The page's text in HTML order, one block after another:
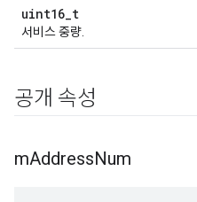
uint16_t
서비스 중량.
공개 속성
mAddressNum